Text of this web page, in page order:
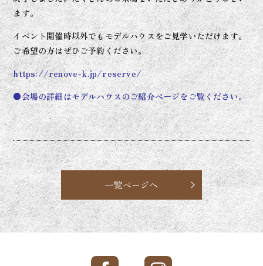
ます。
イベント開催時以外でもモデルハウスをご見学いただけます。
ご希望の方はぜひご予約ください。
https://renove-k.jp/reserve/
●会場の詳細はモデルハウスのご紹介ページをご覧ください。
一覧ページへ